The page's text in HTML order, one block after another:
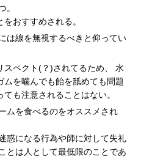
。
おすすめされる。
は線を無視するべきと仰ってい
スペクト(？)されてるため、 水
ムを噛んでも飴を舐めても問題
も注意されることはない。
ムを食べるのをオススメされ
惑になる行為や師に対して失礼
とは人として最低限のことであ